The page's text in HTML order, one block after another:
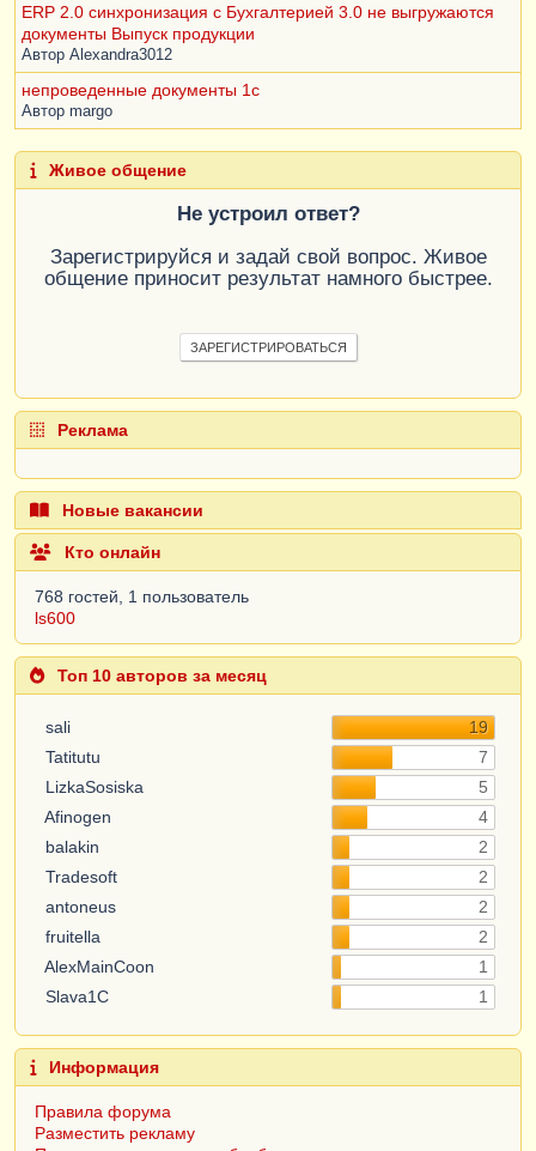
ERP 2.0 синхронизация с Бухгалтерией 3.0 не выгружаются
документы Выпуск продукции
Автор Alexandra3012
непроведенные документы 1с
Автор margo
Живое общение
Не устроил ответ?
Зарегистрируйся и задай свой вопрос. Живое
общение приносит результат намного быстрее.
ЗАРЕГИСТРИРОВАТЬСЯ
Реклама
Новые вакансии
Кто онлайн
768 гостей, 1 пользователь
ls600
Топ 10 авторов за месяц
sali
19
Tatitutu
7
LizkaSosiska
5
Afinogen
4
balakin
2
Tradesoft
2
antoneus
2
fruitella
2
AlexMainCoon
1
Slava1C
1
Информация
Правила форума
Разместить рекламу